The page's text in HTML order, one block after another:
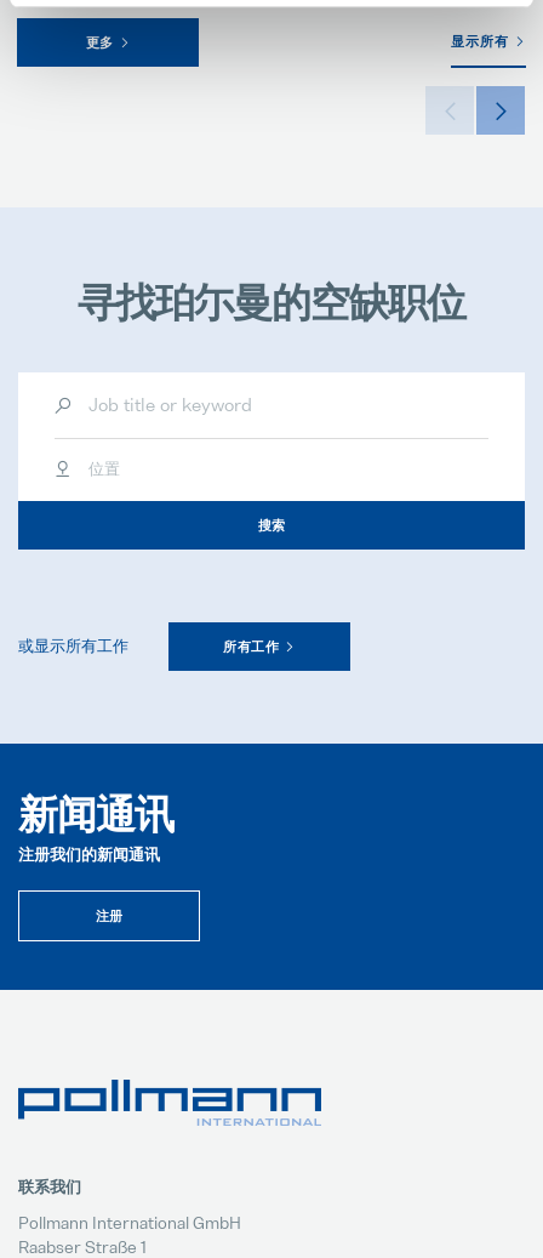
更多 显示所有
寻找珀尓曼的空缺职位
位置
搜索
或显示所有工作 所有工作
新闻通讯
注册我们的新闻通讯
注册
联系我们
Pollmann International GmbH
Raabser Straße 1